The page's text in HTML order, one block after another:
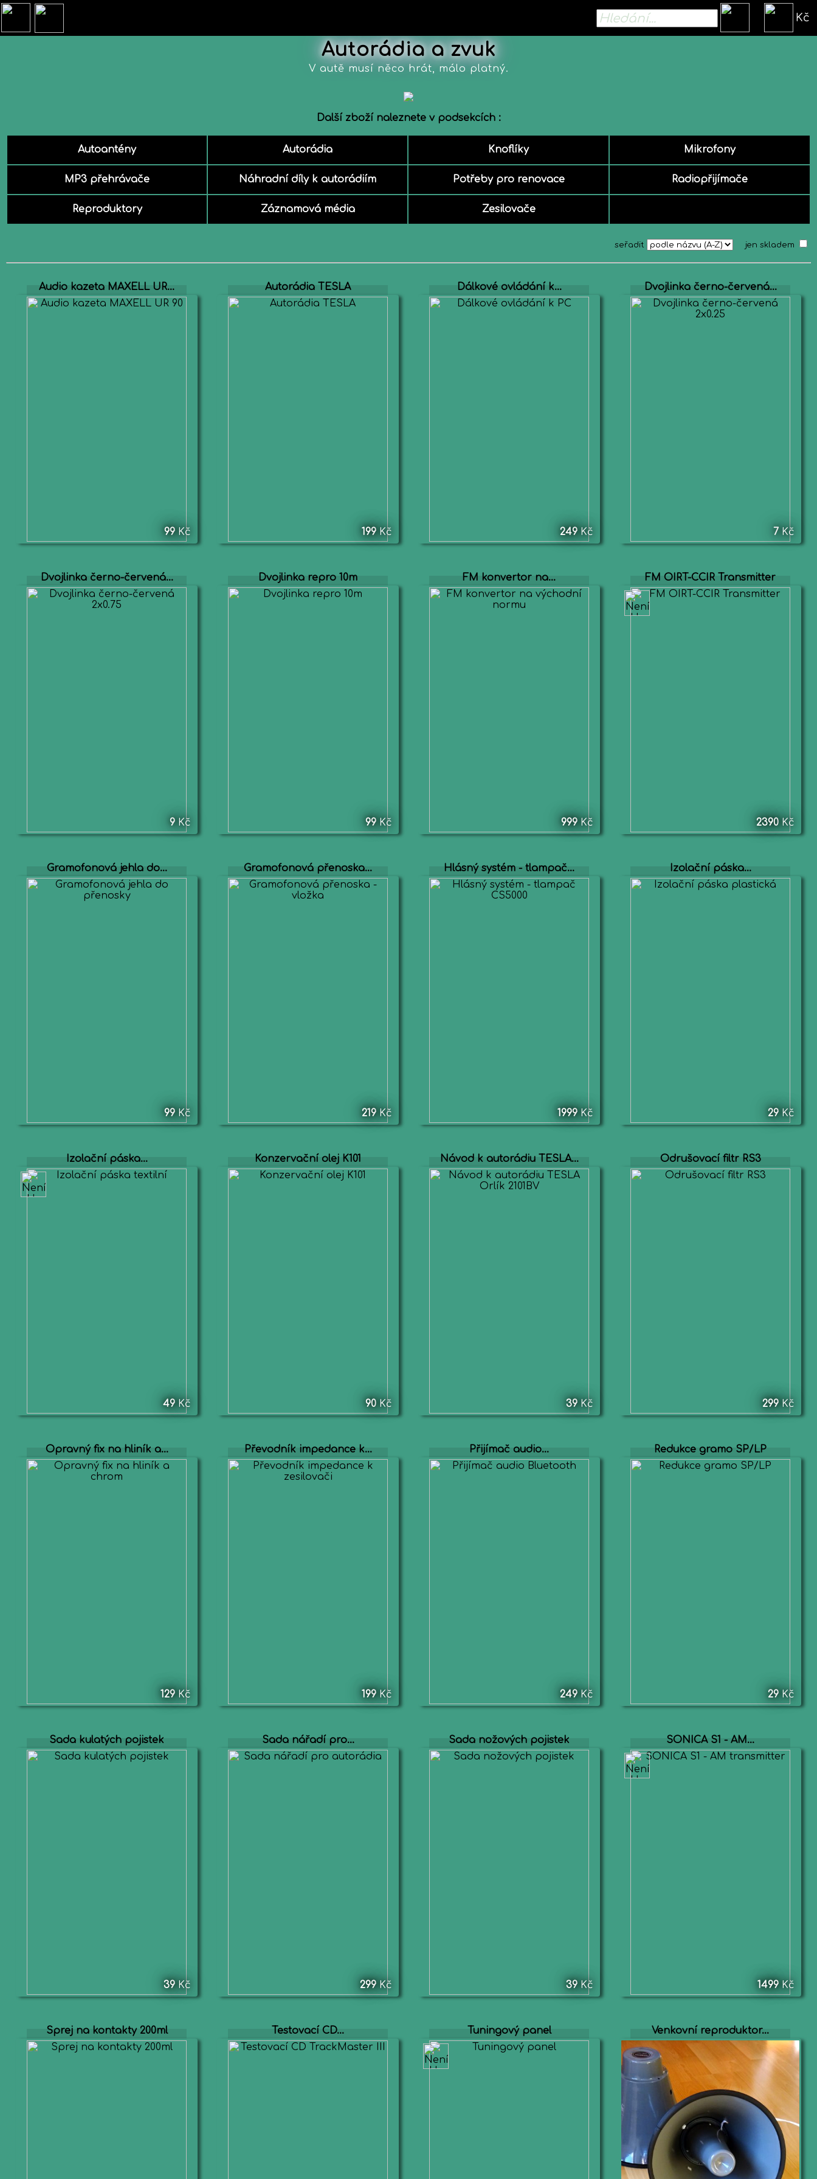
Kč
Autorádia a zvuk
V autě musí něco hrát, málo platný.
Další zboží naleznete v podsekcích :
Autoantény Autorádia Knoflíky Mikrofony
MP3 přehrávače Náhradní díly k autorádiím Potřeby pro renovace Radiopřijímače
Reproduktory Záznamová média Zesilovače
seřadit jen skladem
Audio kazeta MAXELL UR...
99 Kč
Autorádia TESLA
199 Kč
Dálkové ovládání k...
249 Kč
Dvojlinka černo-červená...
7 Kč
Dvojlinka černo-červená...
9 Kč
Dvojlinka repro 10m
99 Kč
FM konvertor na...
999 Kč
FM OIRT-CCIR Transmitter
2390 Kč
Gramofonová jehla do...
99 Kč
Gramofonová přenoska...
219 Kč
Hlásný systém - tlampač...
1999 Kč
Izolační páska...
29 Kč
Izolační páska...
49 Kč
Konzervační olej K101
90 Kč
Návod k autorádiu TESLA...
39 Kč
Odrušovací filtr RS3
299 Kč
Opravný fix na hliník a...
129 Kč
Převodník impedance k...
199 Kč
Přijímač audio...
249 Kč
Redukce gramo SP/LP
29 Kč
Sada kulatých pojistek
39 Kč
Sada nářadí pro...
299 Kč
Sada nožových pojistek
39 Kč
SONICA S1 - AM...
1499 Kč
Sprej na kontakty 200ml Testovací CD... Tuningový panel Venkovní reproduktor...